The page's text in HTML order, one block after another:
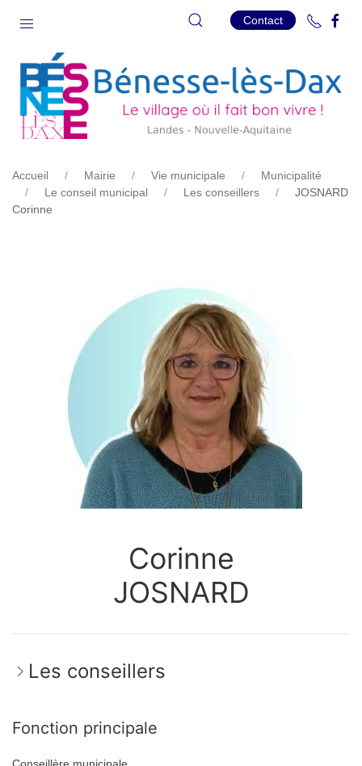
Contact
Accueil Mairie Vie municipale
Municipalité
Le conseil municipal
Les conseillers
JOSNARD
Corinne
Corinne
JOSNARD
Les conseillers
Fonction principale